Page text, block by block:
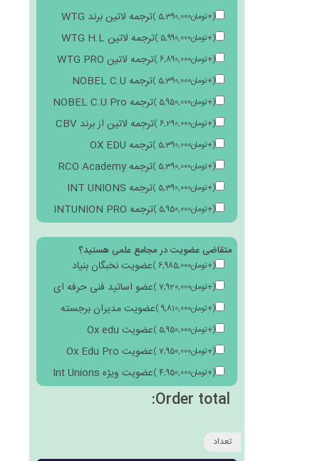
ترجمه لاتین برند WTG (
+
5,390,000تومان )
ترجمه لاتین WTG H.L (
+
5,990,000تومان )
ترجمه لاتین WTG PRO (
+
6,890,000تومان )
ترجمه NOBEL C.U (
+
5,390,000تومان )
ترجمه NOBEL C.U Pro (
+
5,950,000تومان )
ترجمه لاتین از برند CBV (
+
6,290,000تومان )
ترجمه OX EDU (
+
5,390,000تومان )
ترجمه RCO Academy (
+
5,390,000تومان )
ترجمه INT UNIONS (
+
5,390,000تومان )
ترجمه INTUNION PRO (
+
5,950,000تومان )
متقاضی عضویت در مجامع علمی هستید؟
عضویت نخبگان بنیاد (
+
6,985,000تومان )
عضو اساتید فنی حرفه ای (
+
7,920,000تومان )
عضویت مدیران برجسته (
+
9,810,000تومان )
عضویت Ox edu (
+
5,950,000تومان )
عضویت Ox Edu Pro (
+
7,950,000تومان )
عضویت ویژه Int Unions (
+
4,950,000تومان )
Order total:
تعداد